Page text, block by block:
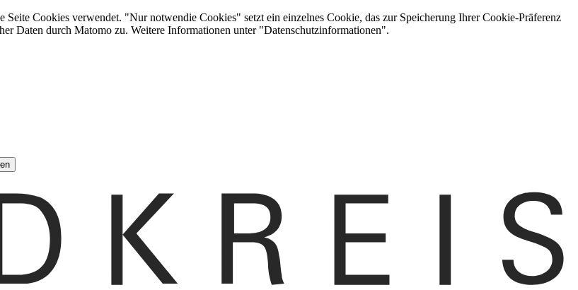
Seite Cookies verwendet. "Nur notwendie Cookies" setzt ein einzelnes Cookie, das zur Speicherung Ihrer Cookie-Präferenz
Daten durch Matomo zu. Weitere Informationen unter "Datenschutzinformationen".